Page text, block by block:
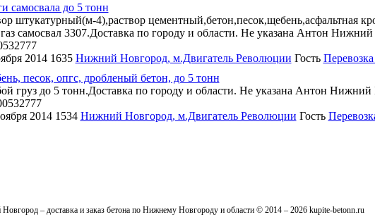
самосвала до 5 тонн
штукатурный(м-4),раствор цементный,бетон,песок,щебень,асфальтная
самосвал 3307.Доставка по городу и области. Не указана Антон
2014 1635 Нижний Новгород, м.Двигатель Революции Гость
песок, опгс, дробленый бетон, до 5 тонн
груз до 5 тонн.Доставка по городу и области. Не указана Антон
2014 1534 Нижний Новгород, м.Двигатель Революции Гость
– доставка и заказ бетона по Нижнему Новгороду и области © 2014 – 2026 kupite-betonn.ru